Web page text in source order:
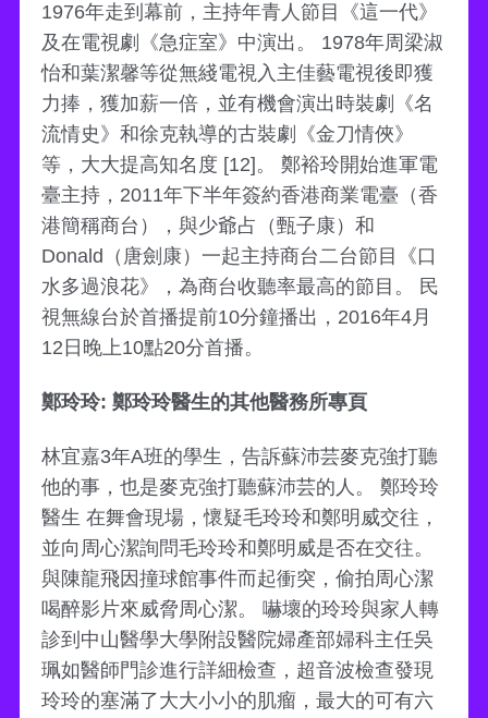
1976年走到幕前，主持年青人節目《這一代》
及在電視劇《急症室》中演出。 1978年周梁淑
怡和葉潔馨等從無綫電視入主佳藝電視後即獲
力捧，獲加薪一倍，並有機會演出時裝劇《名
流情史》和徐克執導的古裝劇《金刀情俠》
等，大大提高知名度 [12]。 鄭裕玲開始進軍電
臺主持，2011年下半年簽約香港商業電臺（香
港簡稱商台），與少爺占（甄子康）和
Donald（唐劍康）一起主持商台二台節目《口
水多過浪花》，為商台收聽率最高的節目。 民
視無線台於首播提前10分鐘播出，2016年4月
12日晚上10點20分首播。
鄭玲玲: 鄭玲玲醫生的其他醫務所專頁
林宜嘉3年A班的學生，告訴蘇沛芸麥克強打聽
他的事，也是麥克強打聽蘇沛芸的人。 鄭玲玲
醫生 在舞會現場，懷疑毛玲玲和鄭明威交往，
並向周心潔詢問毛玲玲和鄭明威是否在交往。
與陳龍飛因撞球館事件而起衝突，偷拍周心潔
喝醉影片來威脅周心潔。 嚇壞的玲玲與家人轉
診到中山醫學大學附設醫院婦產部婦科主任吳
珮如醫師門診進行詳細檢查，超音波檢查發現
玲玲的塞滿了大大小小的肌瘤，最大的可有六